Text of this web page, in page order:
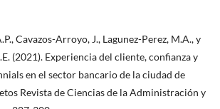
Cavazos-Arroyo, J., Lagunez-Perez, M.A., y
(2021). Experiencia del cliente, confianza y
en el sector bancario de la ciudad de
Revista de Ciencias de la Administración y